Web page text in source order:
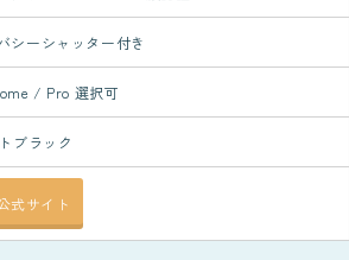
シーシャッター付き
/ Pro 選択可
ブラック
式サイト